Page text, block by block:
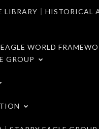
LIBRARY｜HISTORICAL
WORLD
GROUP